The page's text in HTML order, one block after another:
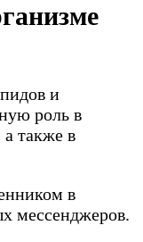
и
роль в
также в
в
мессенджеров.